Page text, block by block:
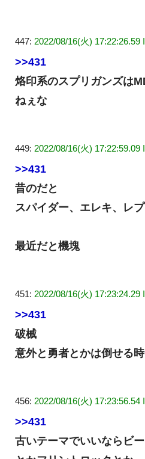
447: 2022/08/16(火) 17:22:26.59
>>431
烙印系のスプリガンズは
ねぇな
449: 2022/08/16(火) 17:22:59.09
>>431
昔のだと
スパイダー、エレキ、レ
最近だと機塊
451: 2022/08/16(火) 17:23:24.29
>>431
破械
意外と勇者とかは倒せる
456: 2022/08/16(火) 17:23:56.54
>>431
古いテーマでいいならビ